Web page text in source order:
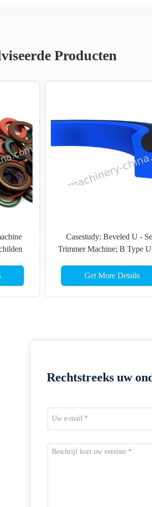
Producten
Casestudy: Beveled U -
Trimmer Machine; B Type
Get More Details
Rechtstreeks uw